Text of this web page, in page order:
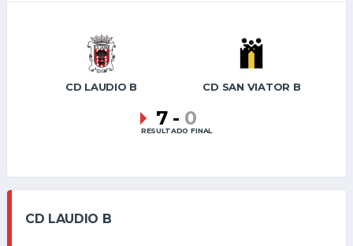
CD LAUDIO B CD SAN VIATOR B
7 - 0
RESULTADO FINAL
CD LAUDIO B